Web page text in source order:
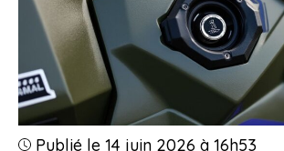
Publié le 14 juin 2026 à 16h53